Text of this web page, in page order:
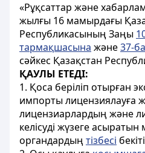
«Рұқсаттар және
жылғы 16 мамырдағы
Республикасының Заңы
тармақшасына және37-
сәйкес Қазақстан
ҚАУЛЫ ЕТЕДІ:
1. Қоса беріліп отырған
импорты лицензиялауға
лицензиарлардың және
келісуді жүзеге асыратын
органдардыңтізбесі